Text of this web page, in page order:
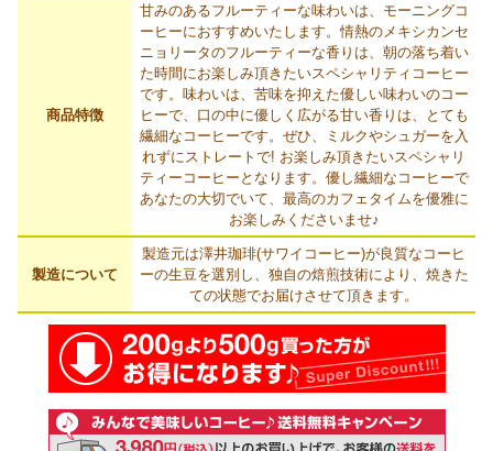
商品特徴
甘みのあるフルーティーな味わいは、モーニングコ
ーヒーにおすすめいたします。情熱のメキシカンセ
ニョリータのフルーティーな香りは、朝の落ち着い
た時間にお楽しみ頂きたいスペシャリティコーヒー
です。味わいは、苦味を抑えた優しい味わいのコー
ヒーで、口の中に優しく広がる甘い香りは、とても
繊細なコーヒーです。ぜひ、ミルクやシュガーを入
れずにストレートで! お楽しみ頂きたいスペシャリ
ティーコーヒーとなります。優し繊細なコーヒーで
あなたの大切でいて、最高のカフェタイムを優雅に
お楽しみくださいませ♪
製造について
製造元は澤井珈琲(サワイコーヒー)が良質なコーヒ
ーの生豆を選別し、独自の焙煎技術により、焼きた
ての状態でお届けさせて頂きます。